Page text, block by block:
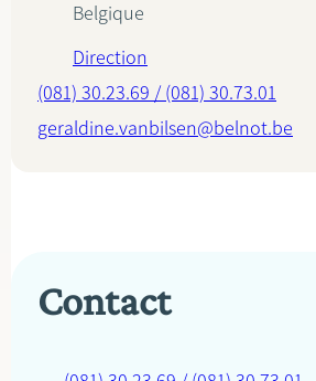
Belgique
Direction
(081) 30.23.69 / (081) 30.73.01
geraldine.vanbilsen@belnot.be
Contact